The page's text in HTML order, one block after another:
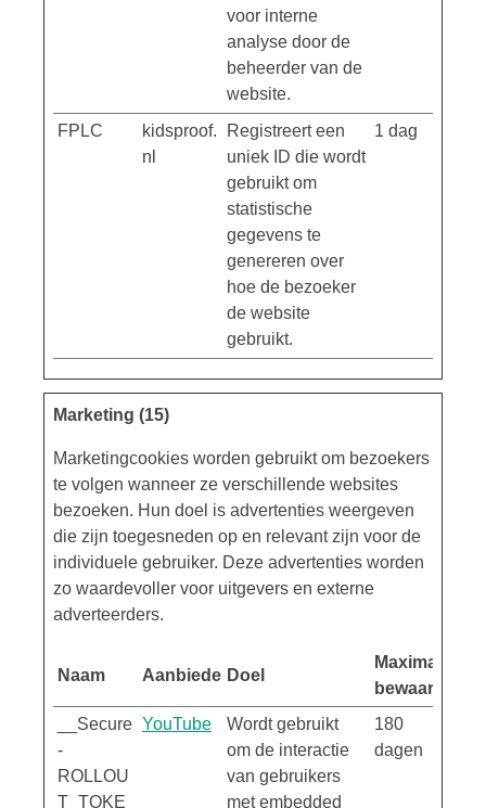
voor interne
analyse door de
beheerder van de
website.
FPLC
kidsproof.
nl
Registreert een
uniek ID die wordt
gebruikt om
statistische
gegevens te
genereren over
hoe de bezoeker
de website
gebruikt.
1 dag
Marketing (15)
Marketingcookies worden gebruikt om bezoekers
te volgen wanneer ze verschillende websites
bezoeken. Hun doel is advertenties weergeven
die zijn toegesneden op en relevant zijn voor de
individuele gebruiker. Deze advertenties worden
zo waardevoller voor uitgevers en externe
adverteerders.
Naam Aanbieder Doel
Maximale
__Secure
-
ROLLOU
T_TOKE
YouTube
Wordt gebruikt
om de interactie
van gebruikers
met embedded
180
dagen